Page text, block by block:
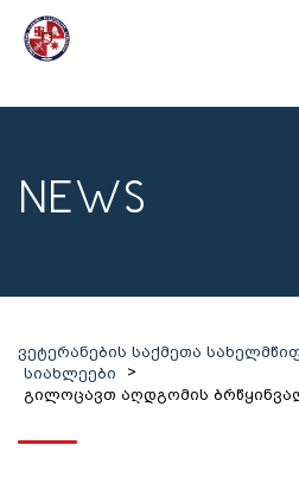
NEWS
ვეტერანების საქმეთა
სიახლეები
>
გილოცავთ აღდგომის